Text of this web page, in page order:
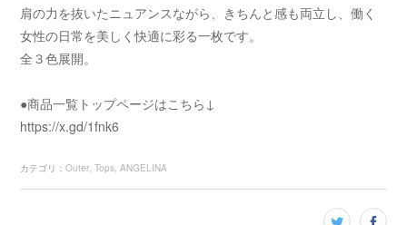
肩の力を抜いたニュアンスながら、きちんと感も両立し、働く
女性の日常を美しく快適に彩る一枚です。
全３色展開。
●商品一覧トップページはこちら↓
https://x.gd/1fnk6
カテゴリ ：Outer Tops ANGELINA